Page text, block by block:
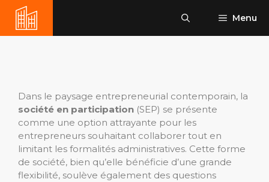
Aller
contenu
Menu
Dans le paysage entrepreneurial contemporain, la
société en participation (SEP) se présente
comme une option attrayante pour les
entrepreneurs souhaitant collaborer tout en
limitant les formalités administratives. Cette forme
de société, bien qu’elle bénéficie d’une grande
flexibilité, soulève également des questions